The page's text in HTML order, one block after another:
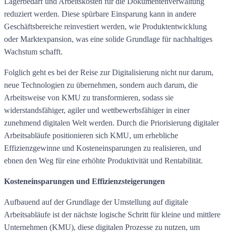
reduziert werden. Diese spürbare Einsparung kann in andere
Geschäftsbereiche reinvestiert werden, wie Produktentwicklung
oder Marktexpansion, was eine solide Grundlage für nachhaltiges
Wachstum schafft.
Folglich geht es bei der Reise zur Digitalisierung nicht nur darum,
neue Technologien zu übernehmen, sondern auch darum, die
Arbeitsweise von KMU zu transformieren, sodass sie
widerstandsfähiger, agiler und wettbewerbsfähiger in einer
zunehmend digitalen Welt werden. Durch die Priorisierung digitaler
Arbeitsabläufe positionieren sich KMU, um erhebliche
Effizienzgewinne und Kosteneinsparungen zu realisieren, und
ebnen den Weg für eine erhöhte Produktivität und Rentabilität.
Kosteneinsparungen und Effizienzsteigerungen
Aufbauend auf der Grundlage der Umstellung auf digitale
Arbeitsabläufe ist der nächste logische Schritt für kleine und mittlere
Unternehmen (KMU), diese digitalen Prozesse zu nutzen, um